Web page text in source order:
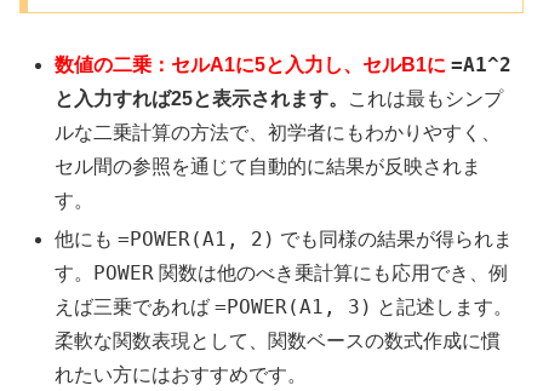
数値の二乗：セルA1に5と入力し、セルB1に =A1^2
と入力すれば25と表示されます。
これは最もシンプ
ルな二乗計算の方法で、初学者にもわかりやすく、
セル間の参照を通じて自動的に結果が反映されま
す。
他にも=POWER(A1, 2) でも同様の結果が得られま
す。 POWER 関数は他のべき乗計算にも応用でき、例
えば三乗であれば=POWER(A1, 3) と記述します。
柔軟な関数表現として、関数ベースの数式作成に慣
れたい方にはおすすめです。